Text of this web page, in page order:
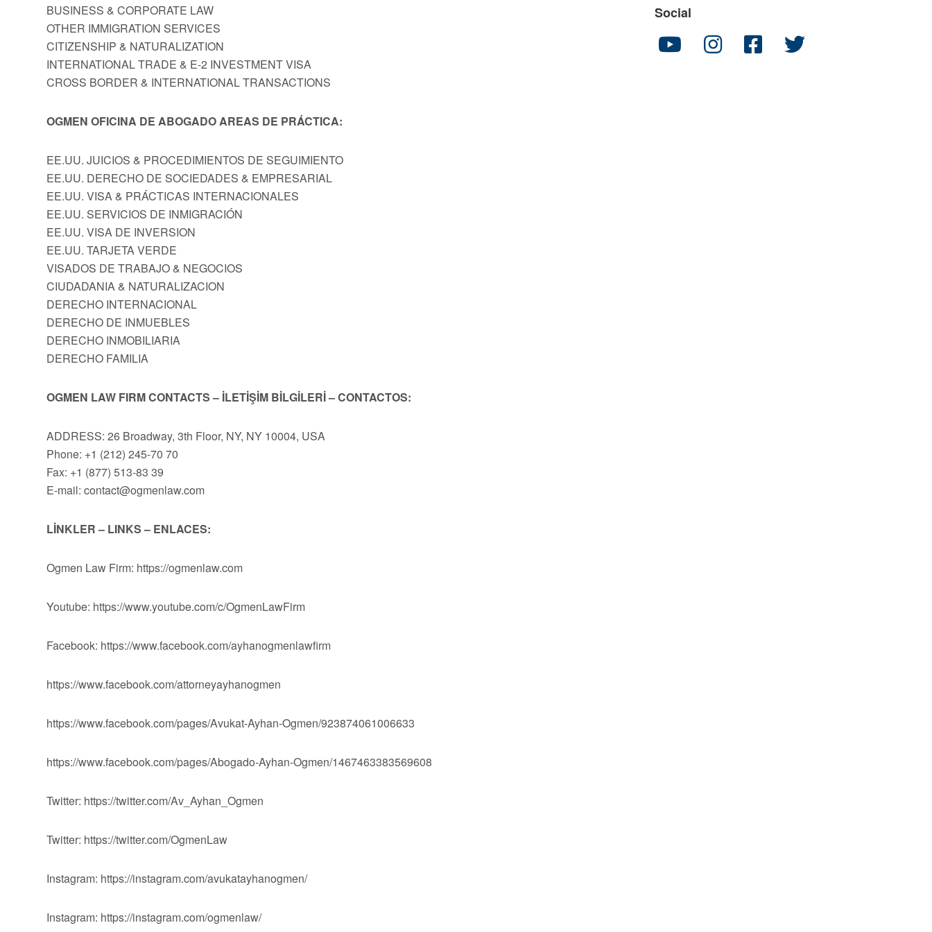
BUSINESS & CORPORATE LAW
OTHER IMMIGRATION SERVICES
CITIZENSHIP & NATURALIZATION
INTERNATIONAL TRADE & E-2 INVESTMENT VISA
CROSS BORDER & INTERNATIONAL TRANSACTIONS
OGMEN OFICINA DE ABOGADO AREAS DE PRÁCTICA:
EE.UU. JUICIOS & PROCEDIMIENTOS DE SEGUIMIENTO
EE.UU. DERECHO DE SOCIEDADES & EMPRESARIAL
EE.UU. VISA & PRÁCTICAS INTERNACIONALES
EE.UU. SERVICIOS DE INMIGRACIÓN
EE.UU. VISA DE INVERSION
EE.UU. TARJETA VERDE
VISADOS DE TRABAJO & NEGOCIOS
CIUDADANIA & NATURALIZACION
DERECHO INTERNACIONAL
DERECHO DE INMUEBLES
DERECHO INMOBILIARIA
DERECHO FAMILIA
OGMEN LAW FIRM CONTACTS – İLETİŞİM BİLGİLERİ – CONTACTOS:
ADDRESS: 26 Broadway, 3th Floor, NY, NY 10004, USA
Phone: +1 (212) 245-70 70
Fax: +1 (877) 513-83 39
E-mail: contact@ogmenlaw.com
LİNKLER – LINKS – ENLACES:
Ogmen Law Firm: https://ogmenlaw.com
Youtube: https://www.youtube.com/c/OgmenLawFirm
Facebook: https://www.facebook.com/ayhanogmenlawfirm
https://www.facebook.com/attorneyayhanogmen
https://www.facebook.com/pages/Avukat-Ayhan-Ogmen/923874061006633
https://www.facebook.com/pages/Abogado-Ayhan-Ogmen/1467463383569608
Twitter: https://twitter.com/Av_Ayhan_Ogmen
Twitter: https://twitter.com/OgmenLaw
Instagram: https://instagram.com/avukatayhanogmen/
Instagram: https://instagram.com/ogmenlaw/
Social